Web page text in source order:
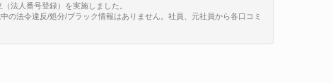
法人番号登録）を実施しました。
の法令違反/処分/ブラック情報はありません。社員、元社員から各口コミ